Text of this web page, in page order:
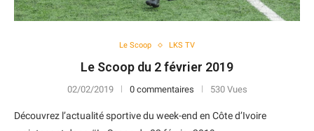
Le Scoop LKS TV
Le Scoop du 2 février 2019
02/02/2019 0 commentaires 530 Vues
Découvrez l’actualité sportive du week-end en Côte d’Ivoire